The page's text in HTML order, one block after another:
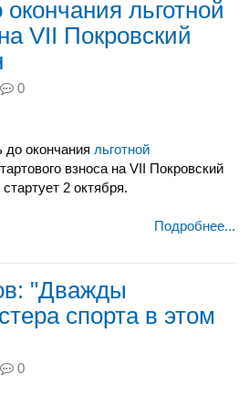
льготной
VII Покровский
0
до окончания льготной
взноса на VII Покровский
2 октября.
Подробнее...
"Дважды
спорта в этом
0